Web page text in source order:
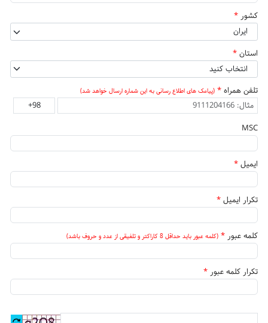
کشور *
ایران
استان *
انتخاب کنید
تلفن همراه * (پیامک های اطلاع رسانی به این شماره ارسال خواهد شد)
MSC
ایمیل *
تکرار ایمیل *
کلمه عبور * (کلمه عبور باید حداقل 8 کاراکتر و تلفیقی از عدد و حروف باشد)
تکرار کلمه عبور *